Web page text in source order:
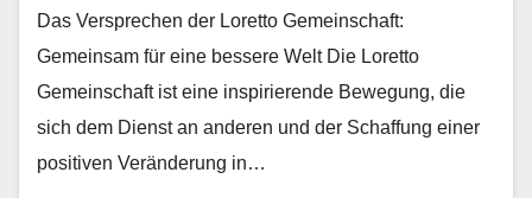
Das Versprechen der Loretto Gemeinschaft:
Gemeinsam für eine bessere Welt Die Loretto
Gemeinschaft ist eine inspirierende Bewegung, die
sich dem Dienst an anderen und der Schaffung einer
positiven Veränderung in…